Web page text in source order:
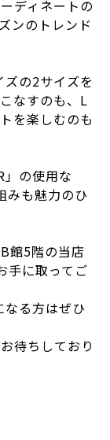
ディネートの
ンのトレンド
の2サイズを
なすのも、L
を楽しむのも
」の使用な
みも魅力のひ
館5階の当店
手に取ってご
る方はぜひ
待ちしており